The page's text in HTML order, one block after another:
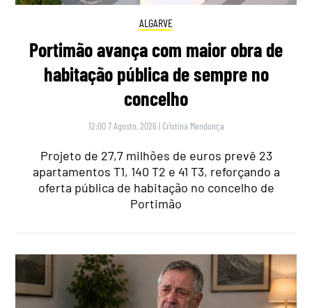
ALGARVE
Portimão avança com maior obra de
habitação pública de sempre no
concelho
12:00 7 Agosto, 2026 | Cristina Mendonça
Projeto de 27,7 milhões de euros prevê 23
apartamentos T1, 140 T2 e 41 T3, reforçando a
oferta pública de habitação no concelho de
Portimão